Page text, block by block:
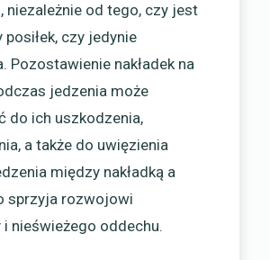
niezależnie od tego, czy jest
posiłek, czy jedynie
Pozostawienie nakładek na
jedzenia może
do ich uszkodzenia,
a także do uwięzienia
między nakładką a
sprzyja rozwojowi
i nieświeżego oddechu.